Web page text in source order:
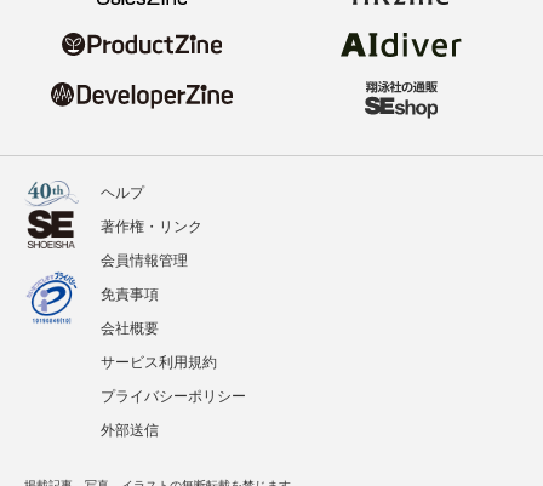
ヘルプ
著作権・リンク
会員情報管理
免責事項
会社概要
サービス利用規約
プライバシーポリシー
外部送信